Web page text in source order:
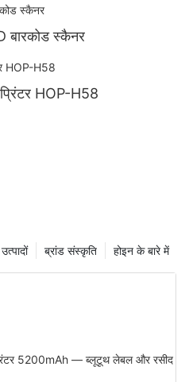
बारकोड स्कैनर
HOP-H58
होइन के बारे में
ब्रांड संस्कृति
उत्पादों